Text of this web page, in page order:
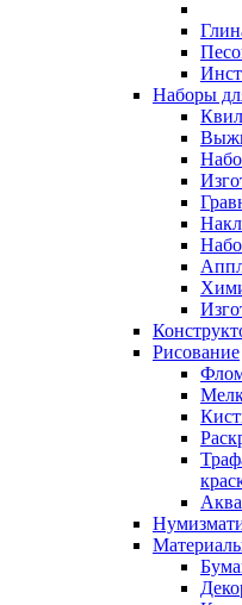
Наборы
Рисование